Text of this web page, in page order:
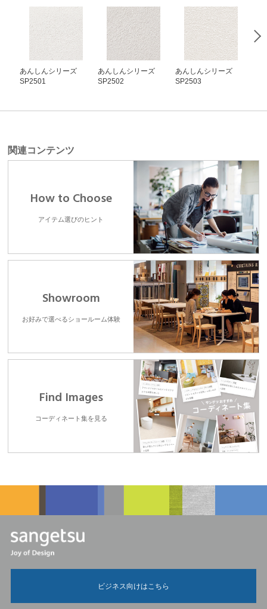
あんしんシリーズ
SP2501
あんしんシリーズ
SP2502
あんしんシリーズ
SP2503
関連コンテンツ
How to Choose
アイテム選びのヒント
Showroom
お好みで選べるショールーム体験
Find Images
コーディネート集を見る
ビジネス向けはこちら